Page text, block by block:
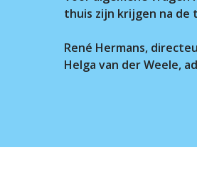
thuis zijn krijgen na de
René Hermans,
Helga van der Weele,